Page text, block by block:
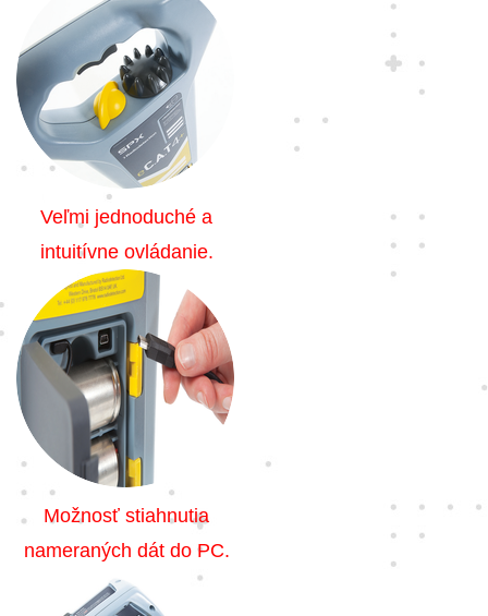
Veľmi jednoduché a
intuitívne ovládanie.
Možnosť stiahnutia
nameraných dát do PC.